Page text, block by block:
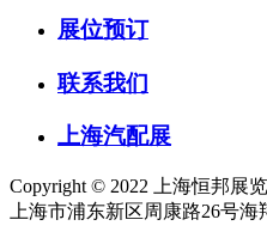
展位预订
联系我们
上海汽配展
Copyright © 2022 上海恒邦展
上海市浦东新区周康路26号海